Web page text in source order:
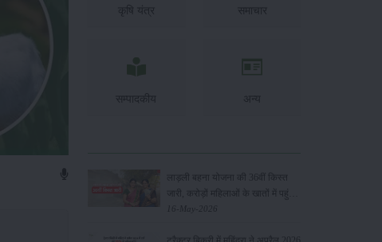
कृषि यंत्र समाचार
सम्पादकीय अन्य
लाड़ली बहना योजना की 36वीं किस्त
जारी, करोड़ों महिलाओं के खातों में पहुंचे
1500 रुपये
16-May-2026